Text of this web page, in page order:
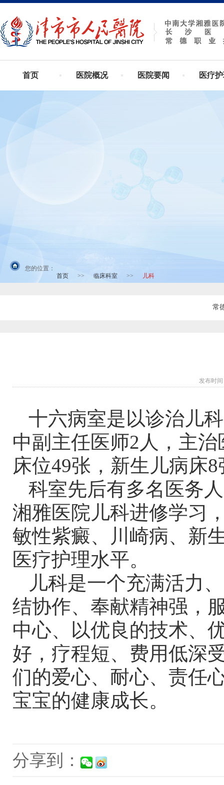
首页 医院概况 医院要闻 医疗
您的位置： 首页 >> 临床科室 >> 儿科
常
发布时
十六病室是以诊治儿
中副主任医师2人，主
床位49张，新生儿病床
科室先后有多名医务
湘雅医院儿科进修学习
敏性紫癜、川崎病、新
医疗护理水平。
儿科是一个充满活力
结协作、奉献精神强，
中心、以优良的技术、
好，疗程短、费用低深
们的爱心、耐心、责任
宝宝的健康成长。
分享到：